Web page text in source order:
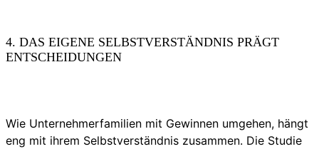
4. DAS EIGENE SELBSTVERSTÄNDNIS PRÄGT
ENTSCHEIDUNGEN
Wie Unternehmerfamilien mit Gewinnen umgehen, hängt
eng mit ihrem Selbstverständnis zusammen. Die Studie